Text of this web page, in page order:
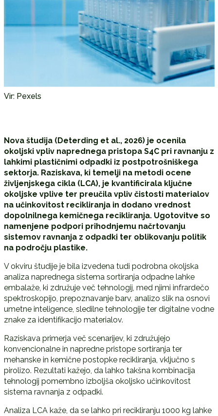
Vir: Pexels
Nova študija (Deterding et al., 2026) je ocenila
okoljski vpliv naprednega pristopa S4C pri ravnanju z
lahkimi plastičnimi odpadki iz postpotrošniškega
sektorja. Raziskava, ki temelji na metodi ocene
življenjskega cikla (LCA), je kvantificirala ključne
okoljske vplive ter preučila vpliv čistosti materialov
na učinkovitost recikliranja in dodano vrednost
dopolnilnega kemičnega recikliranja. Ugotovitve so
namenjene podpori prihodnjemu načrtovanju
sistemov ravnanja z odpadki ter oblikovanju politik
na področju plastike.
V okviru študije je bila izvedena tudi podrobna okoljska
analiza naprednega sistema sortiranja odpadne lahke
embalaže, ki združuje več tehnologij, med njimi infrardečo
spektroskopijo, prepoznavanje barv, analizo slik na osnovi
umetne inteligence, sledilne tehnologije ter digitalne vodne
znake za identifikacijo materialov.
Raziskava primerja več scenarijev, ki združujejo
konvencionalne in napredne pristope sortiranja ter
mehanske in kemične postopke recikliranja, vključno s
pirolizo. Rezultati kažejo, da lahko takšna kombinacija
tehnologij pomembno izboljša okoljsko učinkovitost
sistema ravnanja z odpadki.
Analiza LCA kaže, da se lahko pri recikliranju 1000 kg lahke